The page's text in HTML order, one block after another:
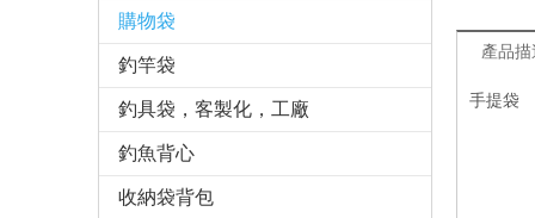
購物袋
釣竿袋
釣具袋，客製化，工廠
釣魚背心
收納袋背包
產品描
手提袋